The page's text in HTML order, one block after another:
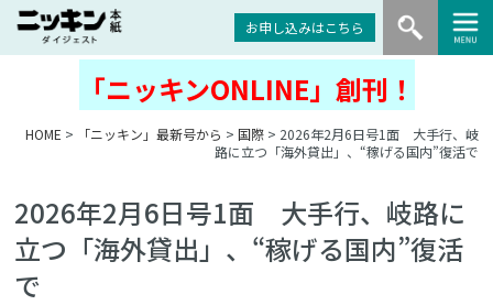
お申し込みはこちら
「ニッキンONLINE」創刊！
HOME > 「ニッキン」最新号から > 国際> 2026年2月6日号1面 大手行、岐
路に立つ「海外貸出」、“稼げる国内”復活で
2026年2月6日号1面 大手行、岐路に
立つ「海外貸出」、“稼げる国内”復活
で